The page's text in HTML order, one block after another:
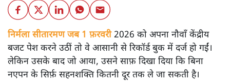
निर्मला सीतारमण जब 1 फ़रवरी2026 को अपना नौवाँ केंद्रीय
बजट पेश करने उठीं तो वे आसानी से रिकॉर्ड बुक में दर्ज हो गईं।
लेकिन उसके बाद जो आया, उसने साफ़ दिखा दिया कि बिना
नएपन के सिर्फ़ सहनशक्ति कितनी दूर तक ले जा सकती है।